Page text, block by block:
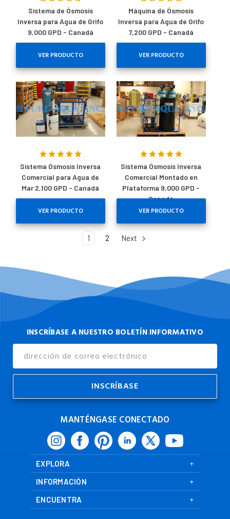
Sistema de Ósmosis
Inversa para Agua de Grifo
9,000 GPD - Canadá
VER PRODUCTO
Máquina de Ósmosis
Inversa para Agua de Grifo
7,200 GPD - Canadá
VER PRODUCTO
Sistema Ósmosis Inversa
Comercial para Agua de
Mar 2,100 GPD - Canadá
VER PRODUCTO
Sistema Ósmosis Inversa
Comercial Montado en
Plataforma 9,000 GPD -
Canadá
VER PRODUCTO
1 2 Next
INSCRÍBASE A NUESTRO BOLETÍN INFORMATIVO
Correo
MANTÉNGASE CONECTADO
EXPLORA
INFORMACIÓN
ENCUENTRA